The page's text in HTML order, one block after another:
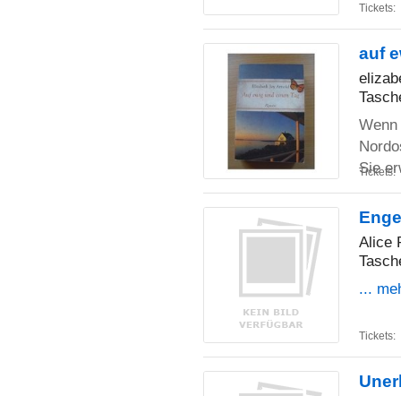
Tickets:
auf
Sie
Tickets:
Alice
...
Tickets: